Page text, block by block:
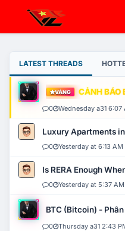
LATEST THREADS
VÀNG CẢNH BÁO
0 Wednesday a31 6:07
Luxury Apartments
0 Yesterday at 6:13 AM
Is RERA Enough
0 Yesterday at 5:37 AM
BTC (Bitcoin) -
0 Thursday a31 2:43